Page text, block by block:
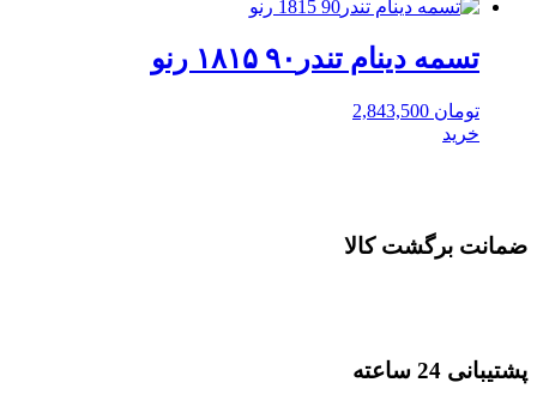
تسمه دینام تندر۹۰ ۱۸۱۵ رنو
تومان
خرید
ضمانت برگشت کالا
پشتیبانی 24 ساعته